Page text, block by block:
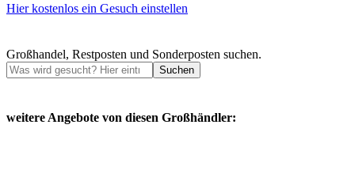
Hier kostenlos ein Gesuch einstellen
Großhandel, Restposten und Sonderposten suchen.
Suchen
weitere Angebote von diesen Großhändler: